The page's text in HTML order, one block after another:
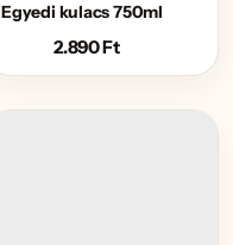
Egyedi kulacs 750ml
2.890Ft